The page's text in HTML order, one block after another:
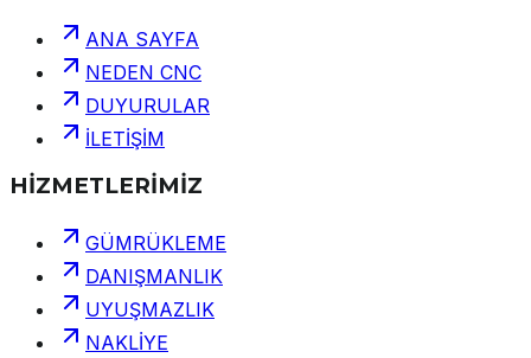
ANA SAYFA
NEDEN CNC
DUYURULAR
İLETİŞİM
HİZMETLERİMİZ
GÜMRÜKLEME
DANIŞMANLIK
UYUŞMAZLIK
NAKLİYE